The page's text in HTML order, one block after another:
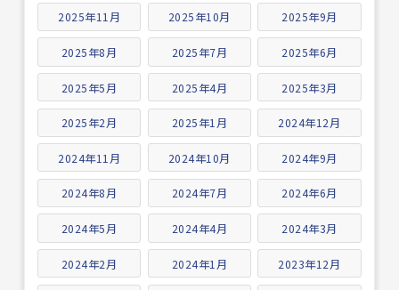
2025年11月 2025年10月 2025年9月
2025年8月 2025年7月 2025年6月
2025年5月 2025年4月 2025年3月
2025年2月 2025年1月 2024年12月
2024年11月 2024年10月 2024年9月
2024年8月 2024年7月 2024年6月
2024年5月 2024年4月 2024年3月
2024年2月 2024年1月 2023年12月